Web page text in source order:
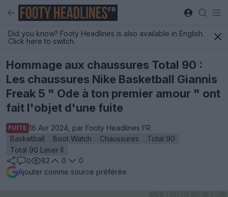
FR
Did you know? Footy Headlines is also available in English.
Click here to switch.
Hommage aux chaussures Total 90 :
Les chaussures Nike Basketball Giannis
Freak 5 " Ode à ton premier amour " ont
fait l'objet d'une fuite
FUITE 16 Avr 2024, par Footy Headlines FR
Basketball
Boot Watch Chaussures
Total 90
Total 90 Laser II
0
82 0
0
Ajouter comme source préférée